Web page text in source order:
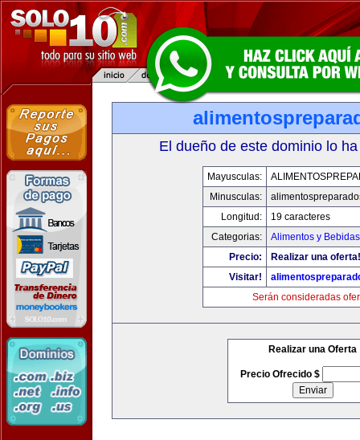
El dueño de este dominio lo
Mayusculas:
Minusculas:
Longitud:
19 caracteres
Categorias:
Alimentos y Bebidas
Precio:
Realizar una oferta!
Visitar!
Serán consideradas
Realizar una Oferta
Precio Ofrecido $